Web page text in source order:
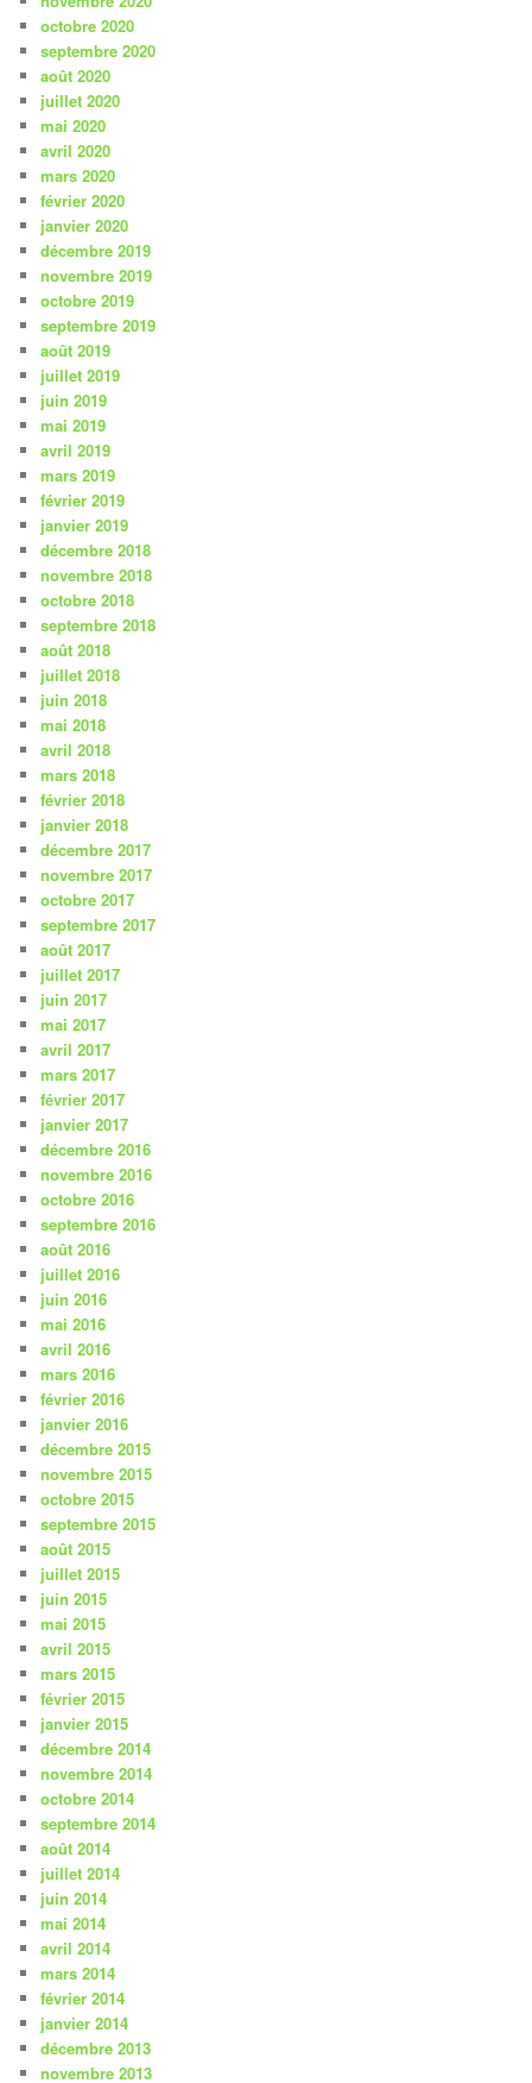
octobre 2020
septembre 2020
août 2020
juillet 2020
mai 2020
avril 2020
mars 2020
février 2020
janvier 2020
décembre 2019
novembre 2019
octobre 2019
septembre 2019
août 2019
juillet 2019
juin 2019
mai 2019
avril 2019
mars 2019
février 2019
janvier 2019
décembre 2018
novembre 2018
octobre 2018
septembre 2018
août 2018
juillet 2018
juin 2018
mai 2018
avril 2018
mars 2018
février 2018
janvier 2018
décembre 2017
novembre 2017
octobre 2017
septembre 2017
août 2017
juillet 2017
juin 2017
mai 2017
avril 2017
mars 2017
février 2017
janvier 2017
décembre 2016
novembre 2016
octobre 2016
septembre 2016
août 2016
juillet 2016
juin 2016
mai 2016
avril 2016
mars 2016
février 2016
janvier 2016
décembre 2015
novembre 2015
octobre 2015
septembre 2015
août 2015
juillet 2015
juin 2015
mai 2015
avril 2015
mars 2015
février 2015
janvier 2015
décembre 2014
novembre 2014
octobre 2014
septembre 2014
août 2014
juillet 2014
juin 2014
mai 2014
avril 2014
mars 2014
février 2014
janvier 2014
décembre 2013
novembre 2013